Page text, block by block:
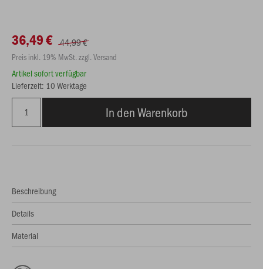
36,49 € 44,99 €
Preis inkl. 19% MwSt. zzgl. Versand
Artikel sofort verfügbar
Lieferzeit: 10 Werktage
In den Warenkorb
Beschreibung
Details
Material